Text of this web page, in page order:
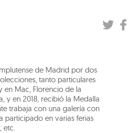
de Madrid por dos
tanto particulares
en Mac, Florencio de la
y en 2018, recibió la Medalla
trabaja con una galería con
participado en varias ferias
etc.